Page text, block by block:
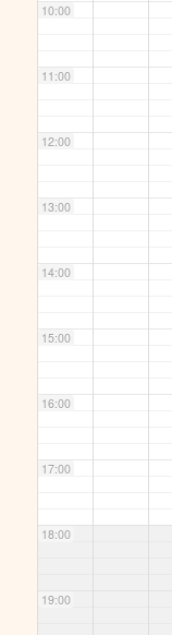
10:00
11:00
12:00
13:00
14:00
15:00
16:00
17:00
18:00
19:00